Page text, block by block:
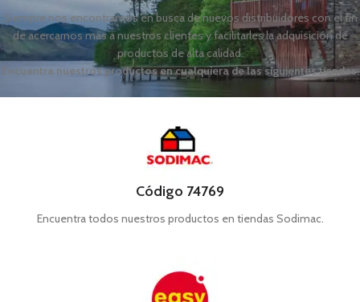
Siempre nos encontramos en busca de nuevos distribuidores con el fin
de acercarnos más a nuestros clientes y facilitarles la adquisición de
productos de alta calidad.
Encuentra nuestros productos en cualquiera de las siguientes tiendas:
Código 74769
Encuentra todos nuestros productos en tiendas Sodimac.